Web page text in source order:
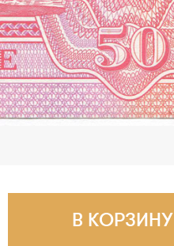
В КОРЗИНУ